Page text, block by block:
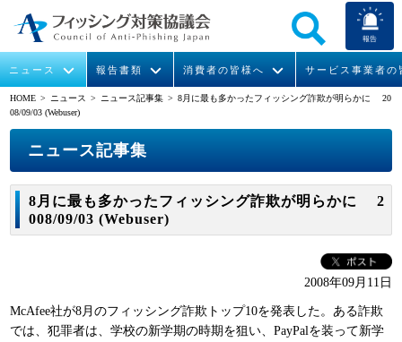
報告
ニュース
イベント
報告書類
月次報告書
消費者の皆様へ
フィッシングの報告
サービス事業者の
STOP. THINK. CONNECT.
運営委員紹介
メンバー
HOME > ニュース > ニュース記事集 > 8月に最も多かったフィッシング詐欺が明らかに 20
08/09/03 (Webuser)
ニュース記事集
8月に最も多かったフィッシング詐欺が明らかに 2
008/09/03 (Webuser)
2008年09月11日
McAfee社が8月のフィッシング詐欺トップ10を発表した。ある詐欺
では、犯罪者は、学校の新学期の時期を狙い、PayPalを装って新学